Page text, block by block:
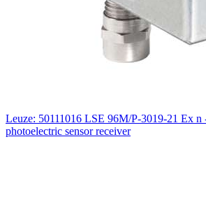
Leuze: 50111016 LSE 96M/P-3019-21 Ex n
photoelectric sensor receiver